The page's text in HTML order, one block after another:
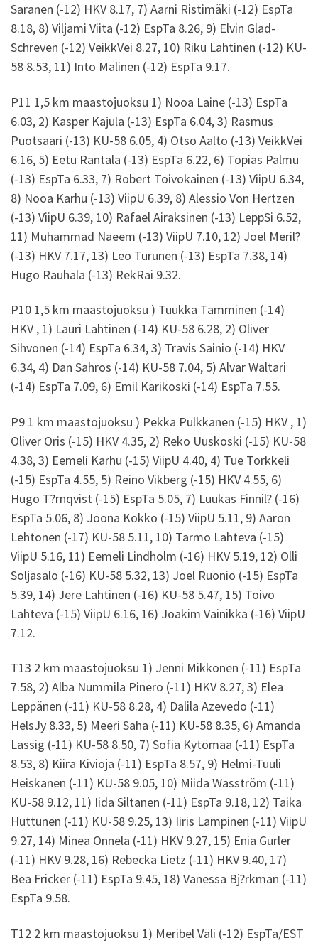
Saranen (-12) HKV 8.17, 7) Aarni Ristimäki (-12) EspTa
8.18, 8) Viljami Viita (-12) EspTa 8.26, 9) Elvin Glad-
Schreven (-12) VeikkVei 8.27, 10) Riku Lahtinen (-12) KU-
58 8.53, 11) Into Malinen (-12) EspTa 9.17.
P11 1,5 km maastojuoksu 1) Nooa Laine (-13) EspTa
6.03, 2) Kasper Kajula (-13) EspTa 6.04, 3) Rasmus
Puotsaari (-13) KU-58 6.05, 4) Otso Aalto (-13) VeikkVei
6.16, 5) Eetu Rantala (-13) EspTa 6.22, 6) Topias Palmu
(-13) EspTa 6.33, 7) Robert Toivokainen (-13) ViipU 6.34,
8) Nooa Karhu (-13) ViipU 6.39, 8) Alessio Von Hertzen
(-13) ViipU 6.39, 10) Rafael Airaksinen (-13) LeppSi 6.52,
11) Muhammad Naeem (-13) ViipU 7.10, 12) Joel Meril?
(-13) HKV 7.17, 13) Leo Turunen (-13) EspTa 7.38, 14)
Hugo Rauhala (-13) RekRai 9.32.
P10 1,5 km maastojuoksu ) Tuukka Tamminen (-14)
HKV , 1) Lauri Lahtinen (-14) KU-58 6.28, 2) Oliver
Sihvonen (-14) EspTa 6.34, 3) Travis Sainio (-14) HKV
6.34, 4) Dan Sahros (-14) KU-58 7.04, 5) Alvar Waltari
(-14) EspTa 7.09, 6) Emil Karikoski (-14) EspTa 7.55.
P9 1 km maastojuoksu ) Pekka Pulkkanen (-15) HKV , 1)
Oliver Oris (-15) HKV 4.35, 2) Reko Uuskoski (-15) KU-58
4.38, 3) Eemeli Karhu (-15) ViipU 4.40, 4) Tue Torkkeli
(-15) EspTa 4.55, 5) Reino Vikberg (-15) HKV 4.55, 6)
Hugo T?rnqvist (-15) EspTa 5.05, 7) Luukas Finnil? (-16)
EspTa 5.06, 8) Joona Kokko (-15) ViipU 5.11, 9) Aaron
Lehtonen (-17) KU-58 5.11, 10) Tarmo Lahteva (-15)
ViipU 5.16, 11) Eemeli Lindholm (-16) HKV 5.19, 12) Olli
Soljasalo (-16) KU-58 5.32, 13) Joel Ruonio (-15) EspTa
5.39, 14) Jere Lahtinen (-16) KU-58 5.47, 15) Toivo
Lahteva (-15) ViipU 6.16, 16) Joakim Vainikka (-16) ViipU
7.12.
T13 2 km maastojuoksu 1) Jenni Mikkonen (-11) EspTa
7.58, 2) Alba Nummila Pinero (-11) HKV 8.27, 3) Elea
Leppänen (-11) KU-58 8.28, 4) Dalila Azevedo (-11)
HelsJy 8.33, 5) Meeri Saha (-11) KU-58 8.35, 6) Amanda
Lassig (-11) KU-58 8.50, 7) Sofia Kytömaa (-11) EspTa
8.53, 8) Kiira Kivioja (-11) EspTa 8.57, 9) Helmi-Tuuli
Heiskanen (-11) KU-58 9.05, 10) Miida Wasström (-11)
KU-58 9.12, 11) Iida Siltanen (-11) EspTa 9.18, 12) Taika
Huttunen (-11) KU-58 9.25, 13) Iiris Lampinen (-11) ViipU
9.27, 14) Minea Onnela (-11) HKV 9.27, 15) Enia Gurler
(-11) HKV 9.28, 16) Rebecka Lietz (-11) HKV 9.40, 17)
Bea Fricker (-11) EspTa 9.45, 18) Vanessa Bj?rkman (-11)
EspTa 9.58.
T12 2 km maastojuoksu 1) Meribel Väli (-12) EspTa/EST